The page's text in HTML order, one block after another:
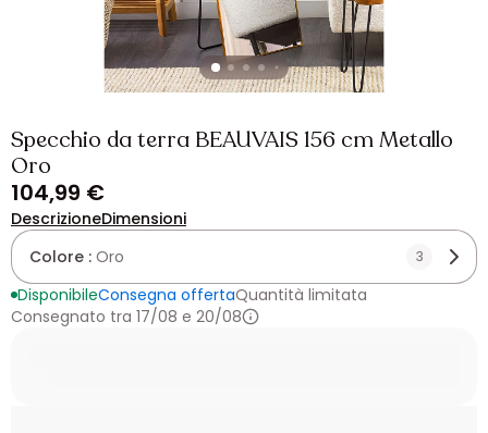
Specchio da terra BEAUVAIS 156 cm Metallo
Oro
104,99 €
DescrizioneDimensioni
Colore : Oro 3
DisponibileConsegna offertaQuantità limitata
Consegnato tra 17/08 e 20/08